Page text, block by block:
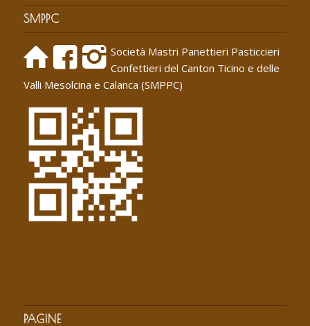
SMPPC
Società Mastri Panettieri Pasticcieri
Confettieri del Canton Ticino e delle
Valli Mesolcina e Calanca (SMPPC)
PAGINE